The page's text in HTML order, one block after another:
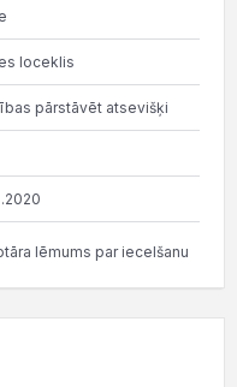
loceklis
pārstāvēt atsevišķi
lēmums par iecelšanu